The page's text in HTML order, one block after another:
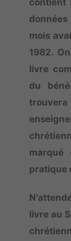
mois
1982.
livre
du
marqué
pratique
livre au